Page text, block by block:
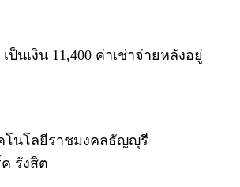
ป็นเงิน 11,400 ค่าเช่าจ่ายหลังอยู่
โนโลยีราชมงคลธัญญุรี
รังสิต